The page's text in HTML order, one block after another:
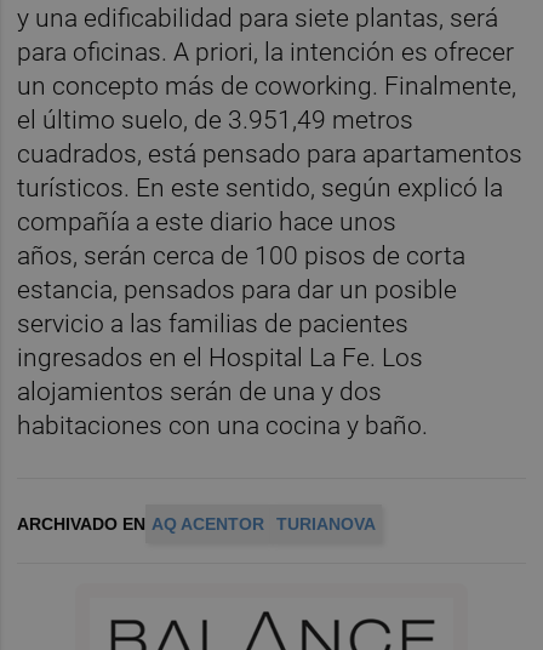
y una edificabilidad para siete plantas, será
para oficinas. A priori, la intención es ofrecer
un concepto más de coworking. Finalmente,
el último suelo, de 3.951,49 metros
cuadrados, está pensado para apartamentos
turísticos. En este sentido, según explicó la
compañía a este diario hace unos
años, serán cerca de 100 pisos de corta
estancia, pensados para dar un posible
servicio a las familias de pacientes
ingresados en el Hospital La Fe. Los
alojamientos serán de una y dos
habitaciones con una cocina y baño.
ARCHIVADO EN AQ ACENTOR TURIANOVA